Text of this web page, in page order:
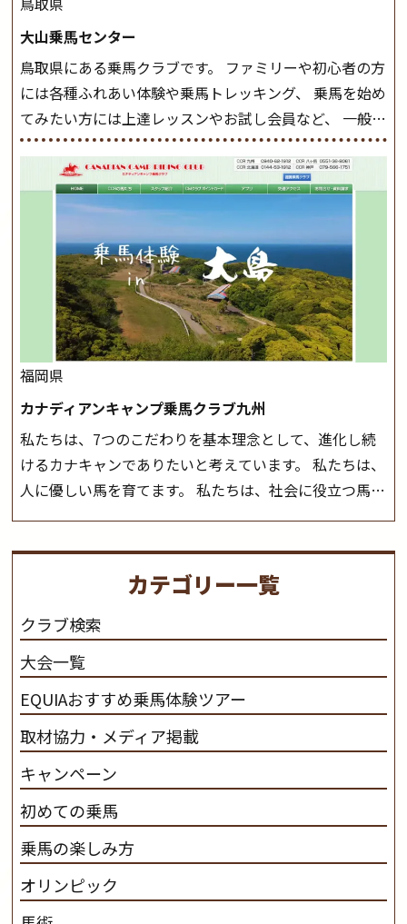
しょう。 ステップクラス ホップクラスまでに練習した
まとめをします。 三種歩法をマスターし、ワンランク上
の扶助操作や誘導方法を身につけましょう。 注意事項
◆馬場使用状況により、使用する馬場はこちらで決定い
たしますのでご了承ください ◆基本は雨天決行です
が、落雷・強風等のより、安全上急遽中止させていただ
く場合がございます。 ◆三木ホースランドパークの協議
会や講習会等により、一部レッスンが中止になる場合が
ございます。 その際、ご予約いただいている皆様には事
前にご連絡いたします。MIKIホーストレックのツアー
はこちら
大山乗馬センター
鳥取県にある乗馬クラブです。 ファミリーや初心者の方
には各種ふれあい体験や乗馬トレッキング、 乗馬を始め
てみたい方には上達レッスンやお試し会員など、 一般の
方に幅広くお楽しみいただける施設を目指しています。
また、お手軽（低価格）に会員になったり自分の馬を持
つことのできる乗馬クラブでもあり、 健康や趣味、スポ
ーツ競技として、老若男女様々な方が、日々乗馬をお楽
しみいただいています。 なお、ゴールデンウィークと夏
休み期間中は無休で営業していますので、ぜひご家族で
お越しください！大山乗馬センターの紹介記事はこち
福岡県
カナディアンキャンプ乗馬クラブ九州
私たちは、7つのこだわりを基本理念として、進化し続
けるカナキャンでありたいと考えています。 私たちは、
人に優しい馬を育てます。 私たちは、社会に役立つ馬を
生産します。 私たちは、馬や人々に癒しとなる環境を守
さと魅力を追求します。 私たちは、馬の品種と血統にこ
だわります。 私たちは、乗用馬の質の向上を目指し、生
産･育成･調教を一貫して行います。カナディアンキャ
ンプ乗馬クラブ九州のツアー情報はこちら
カテゴリー一覧
クラブ検索
大会一覧
EQUIAおすすめ乗馬体験ツアー
取材協力・メディア掲載
キャンペーン
初めての乗馬
乗馬の楽しみ方
オリンピック